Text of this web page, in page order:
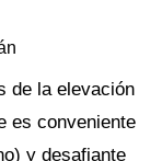
de la elevación
es conveniente
y desafiante